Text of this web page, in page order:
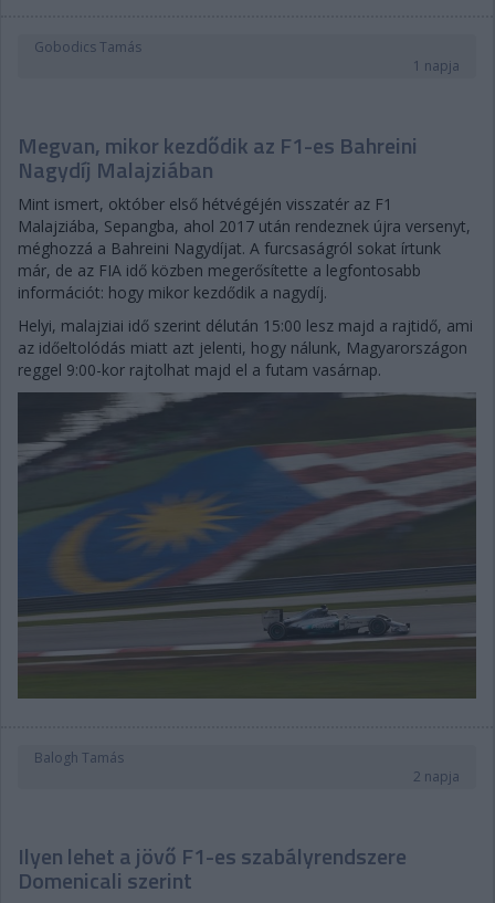
Gobodics Tamás
1 napja
Megvan, mikor kezdődik az F1-es Bahreini
Nagydíj Malajziában
Mint ismert, október első hétvégéjén visszatér az F1
Malajziába, Sepangba, ahol 2017 után rendeznek újra versenyt,
méghozzá a Bahreini Nagydíjat. A furcsaságról sokat írtunk
már, de az FIA idő közben megerősítette a legfontosabb
információt: hogy mikor kezdődik a nagydíj.
Helyi, malajziai idő szerint délután 15:00 lesz majd a rajtidő, ami
az időeltolódás miatt azt jelenti, hogy nálunk, Magyarországon
reggel 9:00-kor rajtolhat majd el a futam vasárnap.
Balogh Tamás
2 napja
Ilyen lehet a jövő F1-es szabályrendszere
Domenicali szerint